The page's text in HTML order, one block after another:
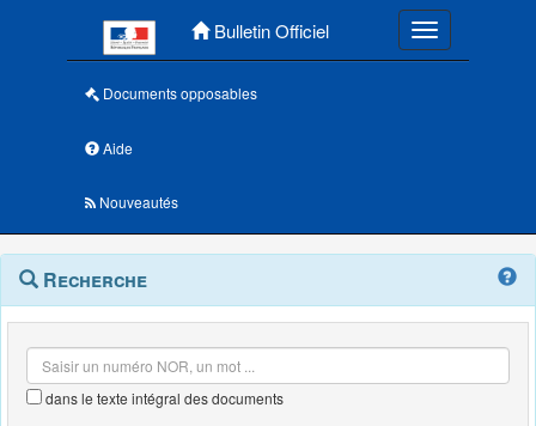
Bulletin Officiel Toggle
Documents opposables
Aide
Nouveautés
Navigation
outils
Menu
contextuel
Recherche
dans le texte intégral des documents